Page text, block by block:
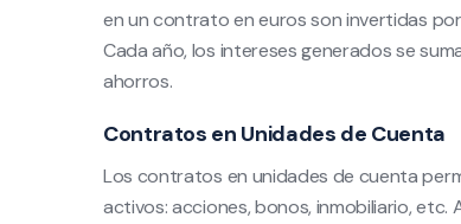
en un contrato en euros son invertidas
Cada año, los intereses generados se
ahorros.
Contratos en Unidades de Cuenta
Los contratos en unidades de cuenta
activos: acciones, bonos, inmobiliario,